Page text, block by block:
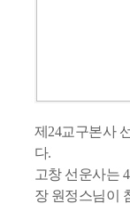
제24교구본사
다.
고창 선운사는
장 원정스님이